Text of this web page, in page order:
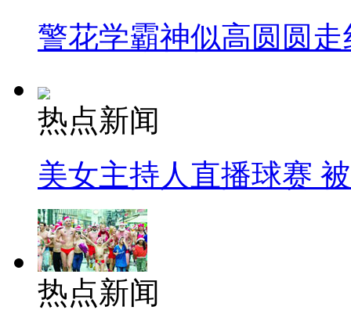
警花学霸神似高圆圆走
热点新闻
美女主持人直播球赛
热点新闻